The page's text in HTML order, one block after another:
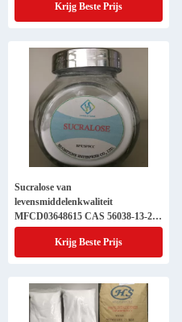
Krijg Beste Prijs
Sucralose van
levensmiddelenkwaliteit
MFCD03648615 CAS 56038-13-2
Effectieve zoetstof voor de markt
Krijg Beste Prijs